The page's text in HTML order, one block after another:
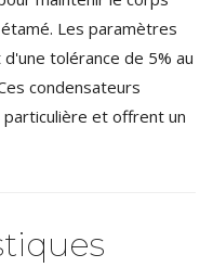
Les paramètres
tolérance de 5% au
condensateurs
et offrent un